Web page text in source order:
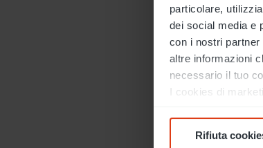
particolare,
dei social media e
con i nostri
altre informazioni
necessario il tuo
I cookies di
Se non intendi
Rifiuta